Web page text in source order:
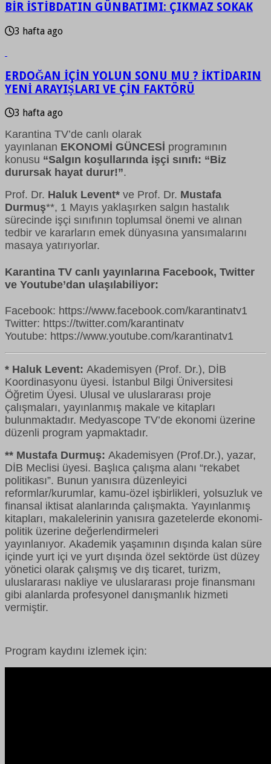
BİR İSTİBDATIN GÜNBATIMI: ÇIKMAZ SOKAK
3 hafta ago
ERDOĞAN İÇİN YOLUN SONU MU ? İKTİDARIN
YENİ ARAYIŞLARI VE ÇİN FAKTÖRÜ
3 hafta ago
Karantina TV’de canlı olarak
yayınlanan EKONOMİ GÜNCESİ programının
konusu “Salgın koşullarında işçi sınıfı: “Biz
durursak hayat durur!”.
Prof. Dr. Haluk Levent* ve Prof. Dr. Mustafa
Durmuş**, 1 Mayıs yaklaşırken salgın hastalık
sürecinde işçi sınıfının toplumsal önemi ve alınan
tedbir ve kararların emek dünyasına yansımalarını
masaya yatırıyorlar.
Karantina TV canlı yayınlarına Facebook, Twitter
ve Youtube’dan ulaşılabiliyor:
Facebook: https://www.facebook.com/karantinatv1
Twitter: https://twitter.com/karantinatv
Youtube: https://www.youtube.com/karantinatv1
* Haluk Levent: Akademisyen (Prof. Dr.), DİB
Koordinasyonu üyesi. İstanbul Bilgi Üniversitesi
Öğretim Üyesi. Ulusal ve uluslararası proje
çalışmaları, yayınlanmış makale ve kitapları
bulunmaktadır. Medyascope TV’de ekonomi üzerine
düzenli program yapmaktadır.
** Mustafa Durmuş: Akademisyen (Prof.Dr.), yazar,
DİB Meclisi üyesi. Başlıca çalışma alanı “rekabet
politikası”. Bunun yanısıra düzenleyici
reformlar/kurumlar, kamu-özel işbirlikleri, yolsuzluk ve
finansal iktisat alanlarında çalışmakta. Yayınlanmış
kitapları, makalelerinin yanısıra gazetelerde ekonomi-
politik üzerine değerlendirmeleri
yayınlanıyor. Akademik yaşamının dışında kalan süre
içinde yurt içi ve yurt dışında özel sektörde üst düzey
yönetici olarak çalışmış ve dış ticaret, turizm,
uluslararası nakliye ve uluslararası proje finansmanı
gibi alanlarda profesyonel danışmanlık hizmeti
vermiştir.
Program kaydını izlemek için: